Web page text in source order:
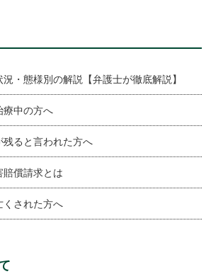
・態様別の解説【弁護士が徹底解説】
療中の方へ
残ると言われた方へ
賠償請求とは
くされた方へ